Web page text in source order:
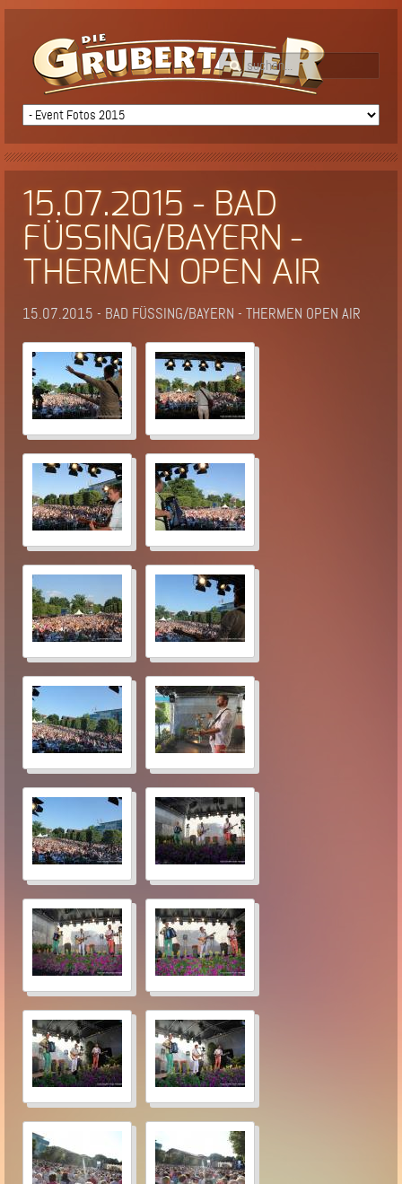
15.07.2015 - BAD
FÜSSING/BAYERN -
THERMEN OPEN AIR
15.07.2015 - BAD FÜSSING/BAYERN - THERMEN OPEN AIR